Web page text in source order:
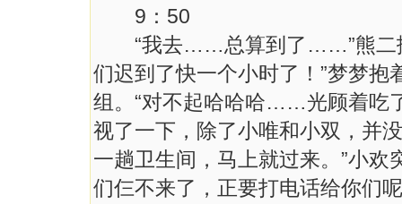
9：50
“我去……总算到了……”熊二扶
们迟到了快一个小时了！”梦梦
组。“对不起哈哈哈……光顾着吃
视了一下，除了小唯和小双，并
一趟卫生间，马上就过来。”小欢
们仨不来了，正要打电话给你们